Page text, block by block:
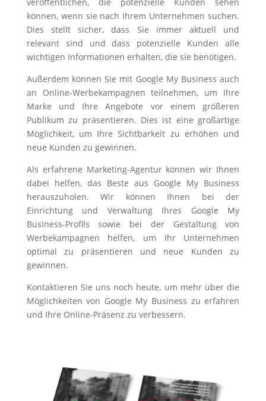
können, wenn sie nach Ihrem Unternehmen suchen.
Dies stellt sicher, dass Sie immer aktuell und
relevant sind und dass potenzielle Kunden alle
wichtigen Informationen erhalten, die sie benötigen.
Außerdem können Sie mit Google My Business auch
an Online-Werbekampagnen teilnehmen, um Ihre
Marke und Ihre Angebote vor einem größeren
Publikum zu präsentieren. Dies ist eine großartige
Möglichkeit, um Ihre Sichtbarkeit zu erhöhen und
neue Kunden zu gewinnen.
Als erfahrene Marketing-Agentur können wir Ihnen
dabei helfen, das Beste aus Google My Business
herauszuholen. Wir können Ihnen bei der
Einrichtung und Verwaltung Ihres Google My
Business-Profils sowie bei der Gestaltung von
Werbekampagnen helfen, um Ihr Unternehmen
optimal zu präsentieren und neue Kunden zu
gewinnen.
Kontaktieren Sie uns noch heute, um mehr über die
Möglichkeiten von Google My Business zu erfahren
und Ihre Online-Präsenz zu verbessern.